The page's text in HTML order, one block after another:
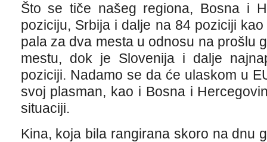
Što se tiče našeg regiona, Bosna i
poziciju, Srbija i dalje na 84 poziciji
pala za dva mesta u odnosu na prošlu
mestu, dok je Slovenija i dalje
poziciji. Nadamo se da će ulaskom u
svoj plasman, kao i Bosna i
situaciji.
Kina, koja bila rangirana skoro na dnu